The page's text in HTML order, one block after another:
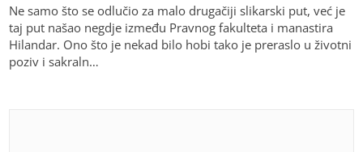
Ne samo što se odlučio za malo drugačiji slikarski put, već je
taj put našao negdje između Pravnog fakulteta i manastira
Hilandar. Ono što je nekad bilo hobi tako je preraslo u životni
poziv i sakraln…